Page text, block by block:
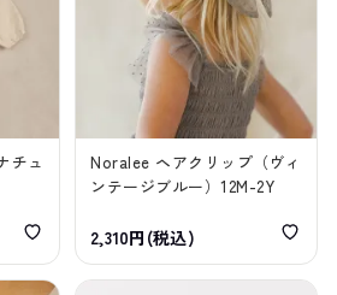
チュ
Noralee ヘアクリップ（ヴィ
ンテージブルー）12M-2Y
2,310円(税込)